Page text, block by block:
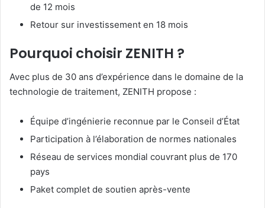
de 12 mois
Retour sur investissement en 18 mois
Pourquoi choisir ZENITH ?
Avec plus de 30 ans d’expérience dans le domaine de la
technologie de traitement, ZENITH propose :
Équipe d’ingénierie reconnue par le Conseil d’État
Participation à l’élaboration de normes nationales
Réseau de services mondial couvrant plus de 170
pays
Paket complet de soutien après-vente